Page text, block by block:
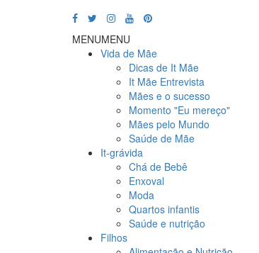
MENUMENU
Vida de Mãe
Dicas de It Mãe
It Mãe Entrevista
Mães e o sucesso
Momento "Eu mereço"
Mães pelo Mundo
Saúde de Mãe
It-grávida
Chá de Bebê
Enxoval
Moda
Quartos infantis
Saúde e nutrição
Filhos